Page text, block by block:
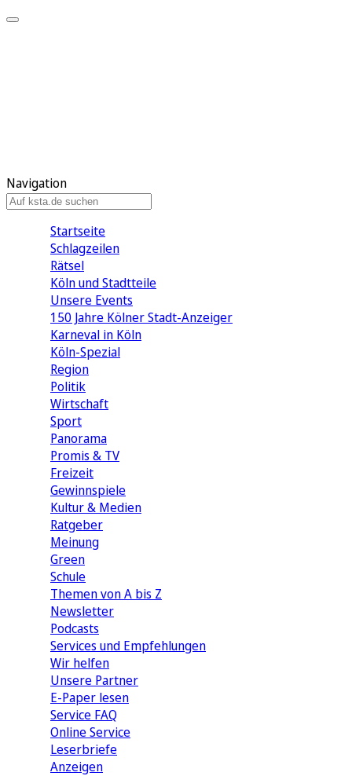
Navigation
Startseite
Schlagzeilen
Rätsel
Köln und Stadtteile
Unsere Events
150 Jahre Kölner Stadt-Anzeiger
Karneval in Köln
Köln-Spezial
Region
Politik
Wirtschaft
Sport
Panorama
Promis & TV
Freizeit
Gewinnspiele
Kultur & Medien
Ratgeber
Meinung
Green
Schule
Themen von A bis Z
Newsletter
Podcasts
Services und Empfehlungen
Wir helfen
Unsere Partner
E-Paper lesen
Service FAQ
Online Service
Leserbriefe
Anzeigen